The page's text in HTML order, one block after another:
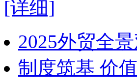
[详细]
2025外贸全
制度筑基 价